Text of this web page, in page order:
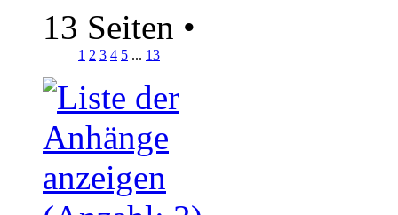
13 Seiten •
1 2 3 4 5 ... 13